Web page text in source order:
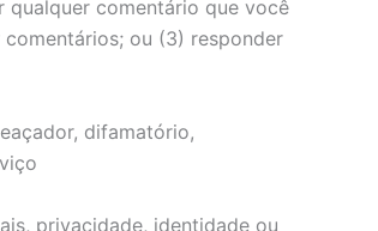
qualquer comentário que você
ou (3) responder
difamatório,
privacidade, identidade ou